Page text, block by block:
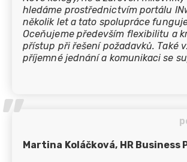
hledáme prostřednictvím portálu
několik let a tato spolupráce
Oceňujeme především flexibilitu a
přístup při řešení požadavků. Také
příjemné jednání a komunikaci se
’’Martina Koláčková, HR Business